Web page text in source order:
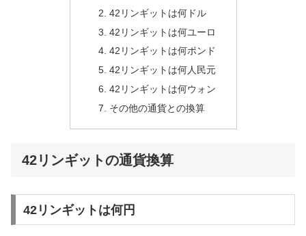
42リンギットは何ドル
42リンギットは何ユーロ
42リンギットは何ポンド
42リンギットは何人民元
42リンギットは何ウォン
その他の通貨との換算
42リンギットの通貨換算
42リンギットは何円